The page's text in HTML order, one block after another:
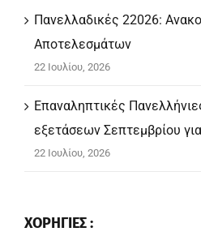
Πανελλαδικές 22026:
Αποτελεσμάτων
22 Ιουλίου, 2026
Επαναληπτικές
εξετάσεων Σεπτεμβρίου
22 Ιουλίου, 2026
ΧΟΡΗΓΙΕΣ :